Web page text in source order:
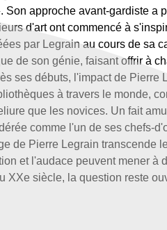
approche avant-gardiste a
d'art ont commencé à
par Legrain au cours de sa
de son génie, faisant offrir à
ses débuts, l'impact de Pierre
à travers le monde,
que les novices. Un fait
comme l'un de ses chefs-
de Pierre Legrain transcende
et l'audace peuvent mener à
siècle, la question reste